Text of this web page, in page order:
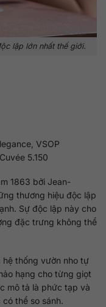
lập lớn nhất thế giới.
VSOP
5.150
1863 bởi Jean-
thương hiệu độc lập
Sự độc lập này cho
đặc trưng không thể
hệ thống vườn nho tự
hạng cho từng giọt
mô tả là phức tạp và
thể so sánh.